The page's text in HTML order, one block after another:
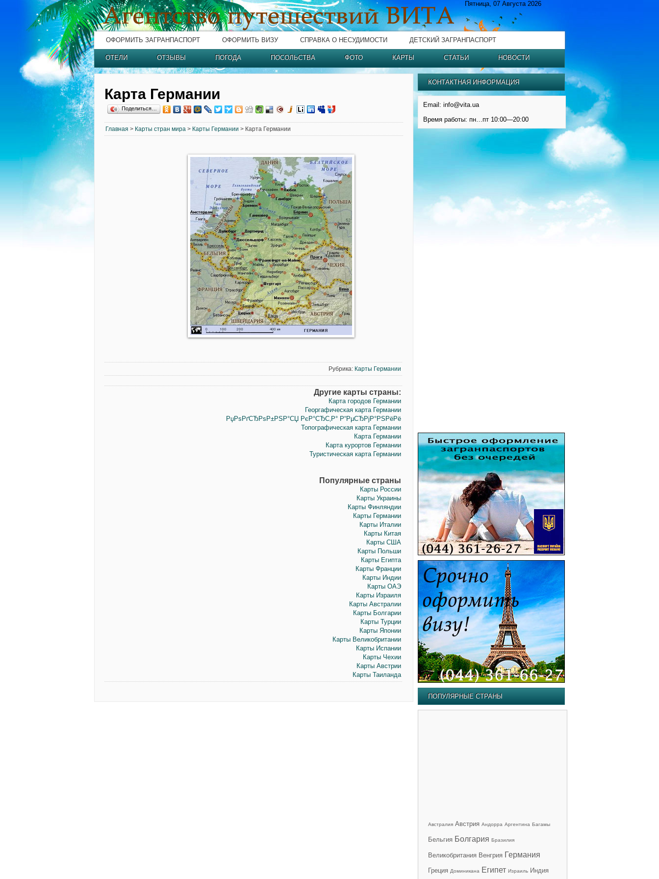
Пятница, 07 Августа 2026
ОФОРМИТЬ ЗАГРАНПАСПОРТ ОФОРМИТЬ ВИЗУ СПРАВКА О НЕСУДИМОСТИ ДЕТСКИЙ ЗАГРАНПАСПОРТ
ОТЕЛИ ОТЗЫВЫ ПОГОДА ПОСОЛЬСТВА ФОТО КАРТЫ СТАТЬИ НОВОСТИ
Карта Германии
Поделиться…
Главная > Карты стран мира > Карты Германии > Карта Германии
Рубрика: Карты Германии
Другие карты страны:
Карта городов Германии
Георгафическая карта Германии
РџРѕРґСЂРѕР±РЅР°СЏ РєР°СЂС‚Р° Р“РµСЂРјР°РЅРёРё
Топографическая карта Германии
Карта Германии
Карта курортов Германии
Туристическая карта Германии
Популярные страны
Карты России
Карты Украины
Карты Финляндии
Карты Германии
Карты Италии
Карты Китая
Карты США
Карты Польши
Карты Египта
Карты Франции
Карты Индии
Карты ОАЭ
Карты Израиля
Карты Австралии
Карты Болгарии
Карты Турции
Карты Японии
Карты Великобритании
Карты Испании
Карты Чехии
Карты Австрии
Карты Таиланда
КОНТАКТНАЯ ИНФОРМАЦИЯ
Email: info@vita.ua
Время работы: пн…пт 10:00—20:00
ПОПУЛЯРНЫЕ СТРАНЫ
Австралия Австрия Андорра Аргентина Багамы
Бельгия Болгария Бразилия
Великобритания Венгрия Германия
Греция Доминикана Египет Израиль Индия